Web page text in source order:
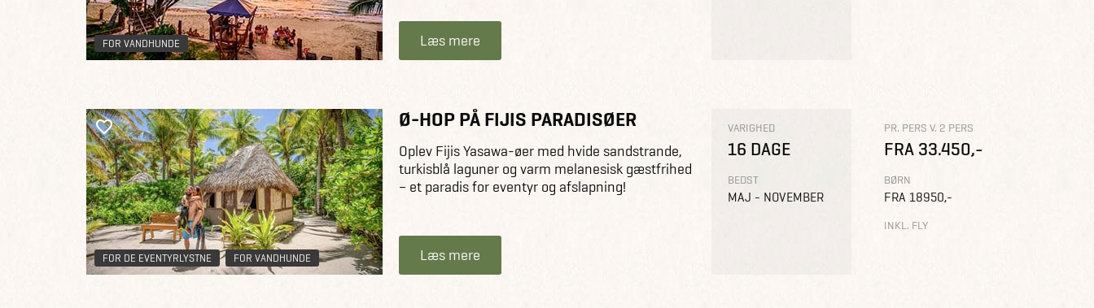
FOR VANDHUNDE Læs mere
FOR DE EVENTYRLYSTNE FOR VANDHUNDE
Ø-HOP PÅ FIJIS PARADISØER
Oplev Fijis Yasawa-øer med hvide sandstrande,
turkisblå laguner og varm melanesisk gæstfrihed
– et paradis for eventyr og afslapning!
Læs mere
VARIGHED
16 DAGE
BEDST
MAJ - NOVEMBER
PR. PERS V. 2 PERS
FRA 33.450,-
BØRN
FRA 18950,-
INKL. FLY